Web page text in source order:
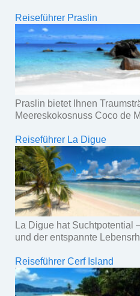
Reiseführer Praslin
Praslin bietet Ihnen
Meereskokosnuss Coco de
Reiseführer La Digue
La Digue hat Suchtpotential
und der entspannte
Reiseführer Cerf Island